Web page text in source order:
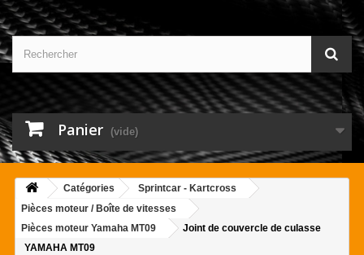
Panier (vide)
Catégories
Sprintcar - Kartcross
Pièces moteur / Boîte de vitesses
Pièces moteur Yamaha MT09
Joint de couvercle de culasse
YAMAHA MT09